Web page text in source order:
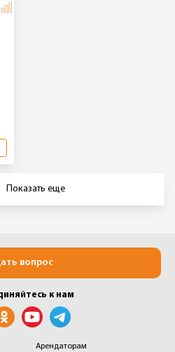
Показать еще
Арендаторам
вопрос
к нам